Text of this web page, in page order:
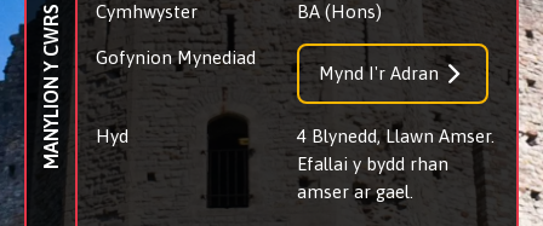
MANYLION Y CWRS Cymhwyster BA (Hons)
Gofynion Mynediad
Mynd I'r Adran
Hyd
4 Blynedd, Llawn Amser.
Efallai y bydd rhan
amser ar gael.